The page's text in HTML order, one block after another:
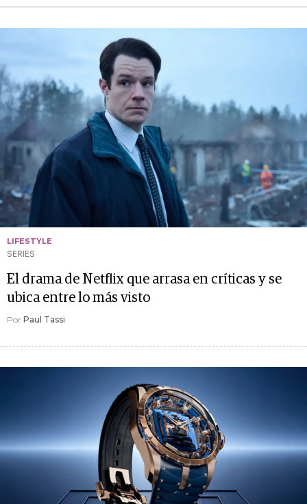
LIFESTYLE
SERIES
El drama de Netflix que arrasa en críticas y se
ubica entre lo más visto
Por Paul Tassi